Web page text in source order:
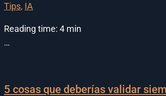
Tips, IA
Reading time: 4 min
…
5 cosas que deberías validar